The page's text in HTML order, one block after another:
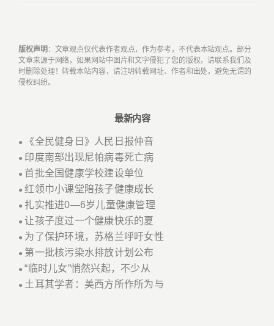
版权声明 ：文章观点仅代表作者观点，作为参考，不代表本站观点。部分
文章来源于网络，如果网站中图片和文字侵犯了您的版权，请联系我们及
时删除处理！转载本站内容，请注明转载网址、作者和出处，避免无谓的
侵权纠纷。
最新内容
● 《全民健身日》人民日报仲音
● 印度南部出现尼帕病毒死亡病
● 首批全国健康学校建设单位
●红领巾小课堂陪孩子健康成长
● 扎实推进0—6岁儿童健康管理
●让孩子度过一个健康快乐的夏
● 为了保护环境，苏格兰呼吁女性
● 第一批核污染水排放计划公布
●“临时儿女”悄然兴起，不少从
● 土耳其学者：美西方所作所为与